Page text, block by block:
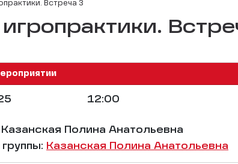
Встреча 3
12:00
Полина Анатольевна
Казанская Полина Анатольевна